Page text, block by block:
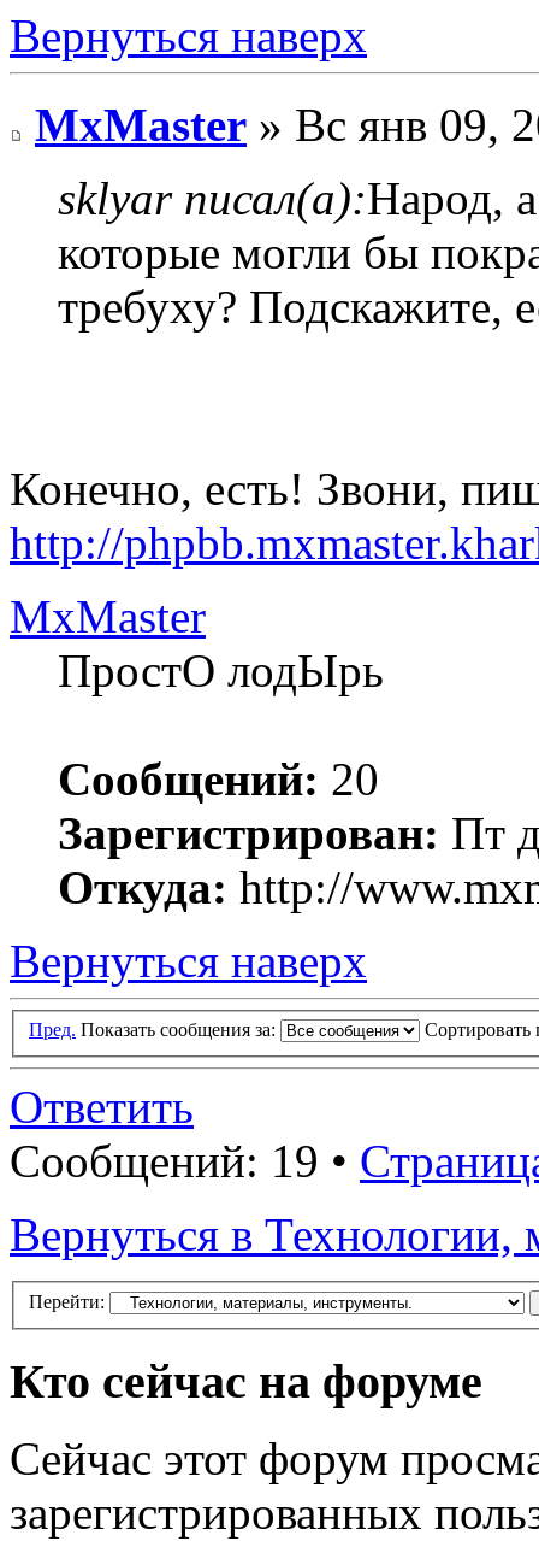
Вернуться наверх
MxMaster » Вс янв 09,
sklyar писал(а):Народ,
которые могли бы
требуху? Подскажите,
Конечно, есть! Звони,
http://
MxMaster
ПростО лодЫрь
Сообщений: 20
Зарегистрирован: Пт
Откуда: http://
Вернуться наверх
Пред. Показать сообщения за: Сортировать
Ответить
Сообщений: 19 •
Вернуться в
Перейти:
Кто сейчас на форуме
Сейчас этот форум
зарегистрированных